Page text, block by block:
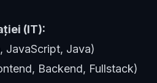
(IT):
JavaScript, Java)
Backend, Fullstack)